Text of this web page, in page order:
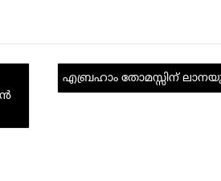
ar
e
എബ്രഹാം തോമസ്സിന്